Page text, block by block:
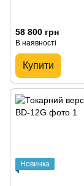
58 800 грн
В наявності
Купити
Новинка